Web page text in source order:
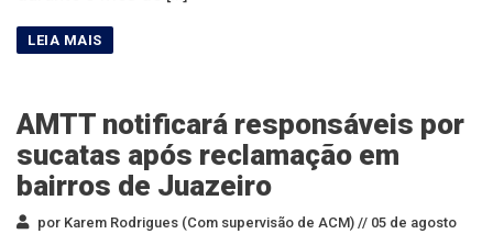
AMTT notificará responsáveis por
sucatas após reclamação em
bairros de Juazeiro
por Karem Rodrigues (Com supervisão de ACM) // 05 de agosto